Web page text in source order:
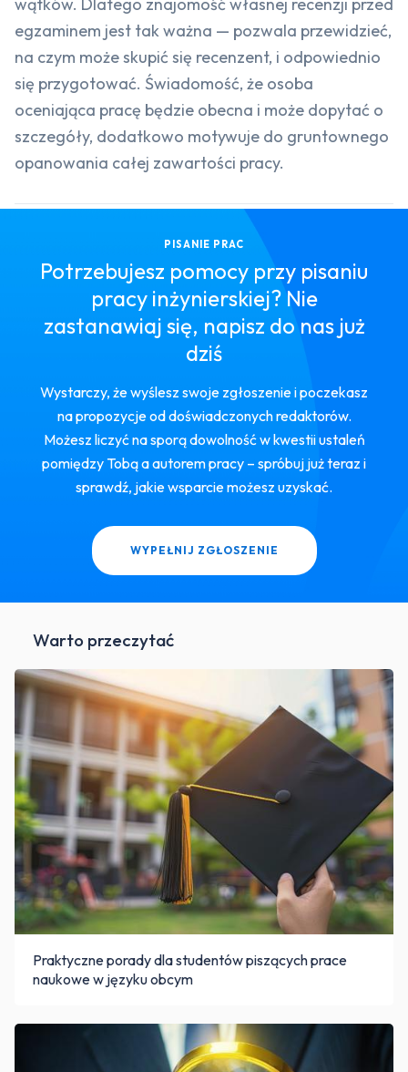
egzaminem jest tak ważna — pozwala przewidzieć,
na czym może skupić się recenzent, i odpowiednio
się przygotować. Świadomość, że osoba
oceniająca pracę będzie obecna i może dopytać o
szczegóły, dodatkowo motywuje do gruntownego
opanowania całej zawartości pracy.
PISANIE PRAC
Potrzebujesz pomocy przy pisaniu
pracy inżynierskiej? Nie
zastanawiaj się, napisz do nas już
dziś
Wystarczy, że wyślesz swoje zgłoszenie i poczekasz
na propozycje od doświadczonych redaktorów.
Możesz liczyć na sporą dowolność w kwestii ustaleń
pomiędzy Tobą a autorem pracy – spróbuj już teraz i
sprawdź, jakie wsparcie możesz uzyskać.
WYPEŁNIJ ZGŁOSZENIE
Warto przeczytać
Praktyczne porady dla studentów piszących prace
naukowe w języku obcym